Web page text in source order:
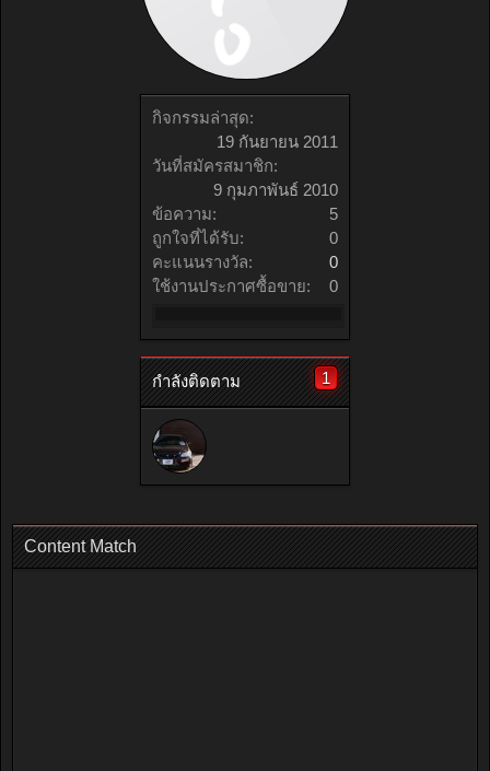
กิจกรรมล่าสุด:
19 กันยายน 2011
วันที่สมัครสมาชิก:
9 กุมภาพันธ์ 2010
ข้อความ:
5
ถูกใจที่ได้รับ:
0
คะแนนรางวัล:
0
ใช้งานประกาศซื้อขาย:
0
กำลังติดตาม 1
Content Match